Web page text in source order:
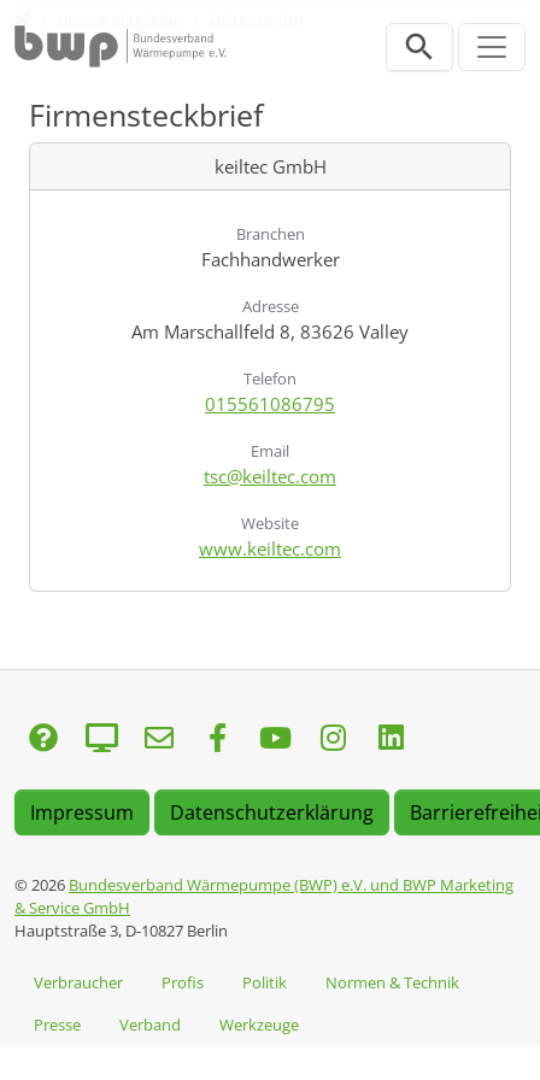
Firmensteckbrief
keiltec GmbH
Branchen
Fachhandwerker
Adresse
Am Marschallfeld 8, 83626 Valley
Telefon
015561086795
Email
tsc@keiltec.com
Website
www.keiltec.com
Impressum Datenschutzerklärung
© 2026 Bundesverband Wärmepumpe (BWP) e.V. und BWP Marketing
& Service GmbH
Hauptstraße 3, D-10827 Berlin
Verbraucher Profis Politik
Normen & Technik
Presse
Verband Werkzeuge